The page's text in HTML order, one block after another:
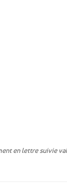
en lettre suivie